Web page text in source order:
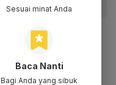
Sesuai minat Anda
Baca Nanti
Bagi Anda yang sibuk